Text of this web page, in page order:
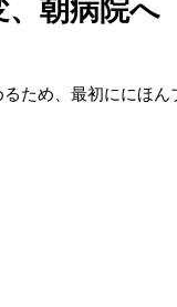
、朝病院へ
ため、最初ににほん